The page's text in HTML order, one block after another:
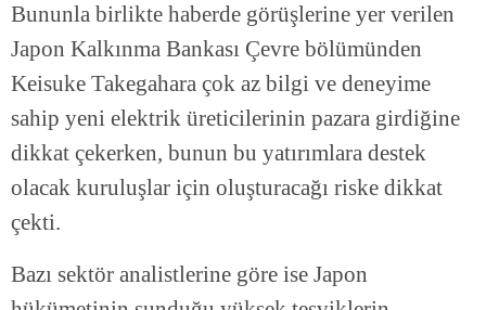
Bununla birlikte haberde görüşlerine yer verilen
Japon Kalkınma Bankası Çevre bölümünden
Keisuke Takegahara çok az bilgi ve deneyime
sahip yeni elektrik üreticilerinin pazara girdiğine
dikkat çekerken, bunun bu yatırımlara destek
olacak kuruluşlar için oluşturacağı riske dikkat
çekti.
Bazı sektör analistlerine göre ise Japon